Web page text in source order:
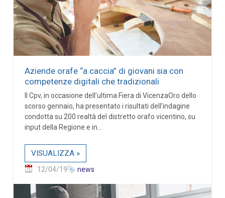
Aziende orafe “a caccia” di giovani sia con
competenze digitali che tradizionali
Il Cpv, in occasione dell’ultima Fiera di VicenzaOro dello
scorso gennaio, ha presentato i risultati dell’indagine
condotta su 200 realtà del distretto orafo vicentino, su
input della Regione e in...
VISUALIZZA »
12/04/19 news